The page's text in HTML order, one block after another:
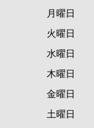
月曜日
火曜日
水曜日
木曜日
金曜日
土曜日